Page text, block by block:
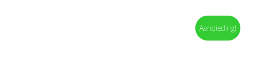
is:
€82.95.
Aanbieding!